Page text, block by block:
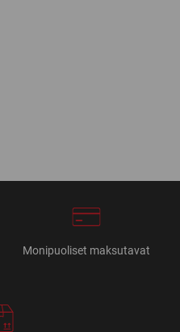
Monipuoliset maksutavat